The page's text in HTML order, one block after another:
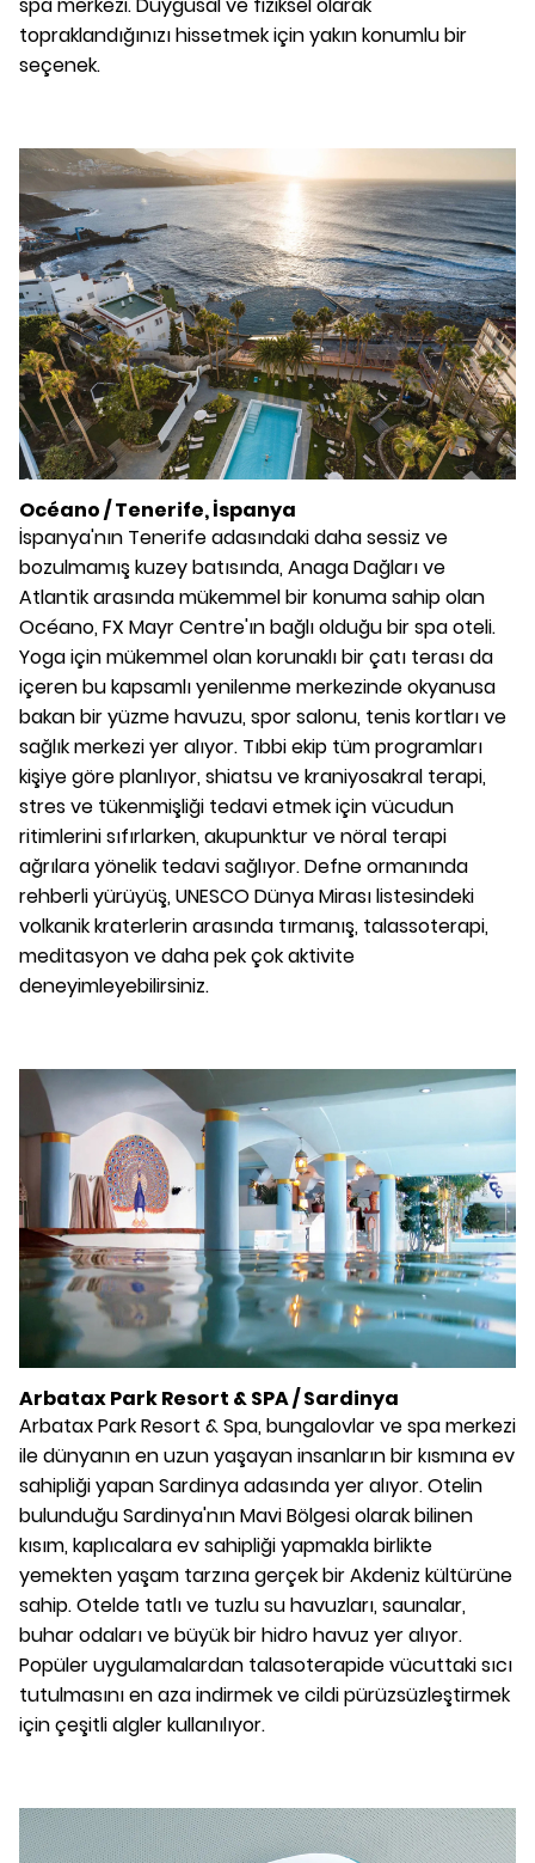
spa merkezi. Duygusal ve fiziksel olarak
topraklandığınızı hissetmek için yakın konumlu bir
seçenek.
Océano / Tenerife, İspanya
İspanya'nın Tenerife adasındaki daha sessiz ve
bozulmamış kuzey batısında, Anaga Dağları ve
Atlantik arasında mükemmel bir konuma sahip olan
Océano, FX Mayr Centre'ın bağlı olduğu bir spa oteli.
Yoga için mükemmel olan korunaklı bir çatı terası da
içeren bu kapsamlı yenilenme merkezinde okyanusa
bakan bir yüzme havuzu, spor salonu, tenis kortları ve
sağlık merkezi yer alıyor. Tıbbi ekip tüm programları
kişiye göre planlıyor, shiatsu ve kraniyosakral terapi,
stres ve tükenmişliği tedavi etmek için vücudun
ritimlerini sıfırlarken, akupunktur ve nöral terapi
ağrılara yönelik tedavi sağlıyor. Defne ormanında
rehberli yürüyüş, UNESCO Dünya Mirası listesindeki
volkanik kraterlerin arasında tırmanış, talassoterapi,
meditasyon ve daha pek çok aktivite
deneyimleyebilirsiniz.
Arbatax Park Resort & SPA / Sardinya
Arbatax Park Resort & Spa, bungalovlar ve spa merkezi
ile dünyanın en uzun yaşayan insanların bir kısmına ev
sahipliği yapan Sardinya adasında yer alıyor. Otelin
bulunduğu Sardinya'nın Mavi Bölgesi olarak bilinen
kısım, kaplıcalara ev sahipliği yapmakla birlikte
yemekten yaşam tarzına gerçek bir Akdeniz kültürüne
sahip. Otelde tatlı ve tuzlu su havuzları, saunalar,
buhar odaları ve büyük bir hidro havuz yer alıyor.
Popüler uygulamalardan talasoterapide vücuttaki sıcı
tutulmasını en aza indirmek ve cildi pürüzsüzleştirmek
için çeşitli algler kullanılıyor.